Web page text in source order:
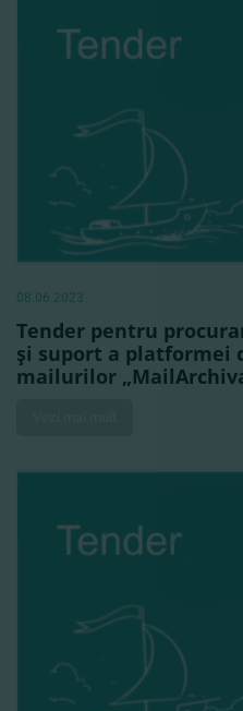
08.06.2023
Tender pentru
şi suport a platformei
mailurilor